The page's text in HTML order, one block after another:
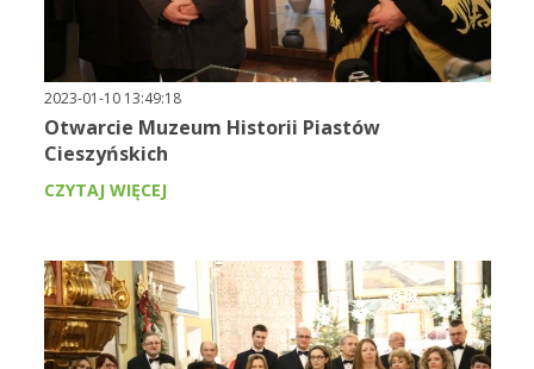
2023-01-10 13:49:18
Otwarcie Muzeum Historii Piastów
Cieszyńskich
CZYTAJ WIĘCEJ